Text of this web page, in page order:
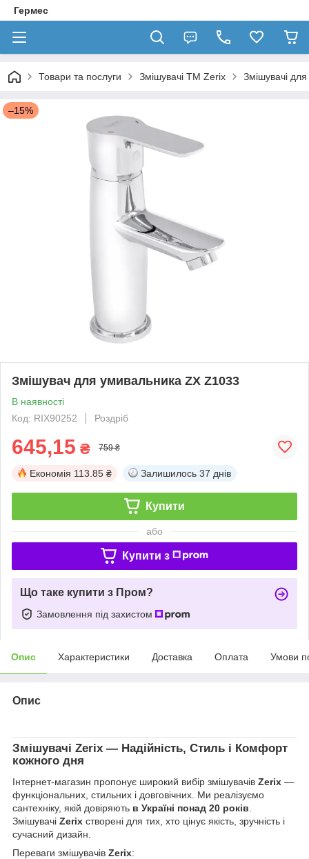
Гермес
Товари та послуги Змішувачі TM Zerix Змішувачі
–15%
Змішувач для умивальника ZX Z1033
В наявності
Код: RIX90252
Роздріб
645,15 ₴ 759 ₴
Економія 113.85 ₴ Залишилось 37 днів
Купити
або
Купити з
Що таке купити з Пром?
Замовлення під захистом
Опис Характеристики Доставка Оплата Умови
Опис
Змішувачі Zerix — Надійність, Стиль і Комфорт
кожного дня
Інтернет-магазин пропонує широкий вибір змішувачів Zerix —
функціональних, стильних і довговічних. Ми реалізуємо
сантехніку, якій довіряють в Україні понад 20 років
Змішувачі Zerix створені для тих, хто цінує якість, зручність і
сучасний дизайн.
Переваги змішувачів Zerix: